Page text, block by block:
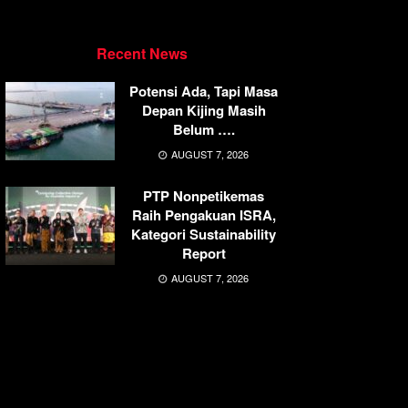
Recent News
Potensi Ada, Tapi Masa
Depan Kijing Masih
Belum ….
AUGUST 7, 2026
PTP Nonpetikemas
Raih Pengakuan ISRA,
Kategori Sustainability
Report
AUGUST 7, 2026